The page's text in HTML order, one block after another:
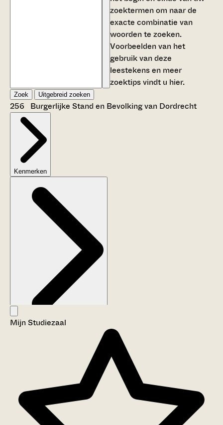
zoektermen om naar de
exacte combinatie van
woorden te zoeken.
Voorbeelden van het
gebruik van deze
leestekens en meer
zoektips vindt u hier.
Zoek Uitgebreid zoeken
256 Burgerlijke Stand en Bevolking van Dordrecht
Kenmerken
Aanwijzingen voor de gebruiker
Mijn Studiezaal